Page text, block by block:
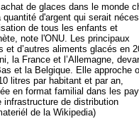
achat de glaces dans le monde
quantité d'argent qui serait
de tous les enfants et
note l'ONU. Les principaux
et d’autres aliments glacés en
la France et l’Allemagne,
et la Belgique. Elle approche
litres par habitant et par an,
en format familial dans les
infrastructure de distribution
de la Wikipedia)